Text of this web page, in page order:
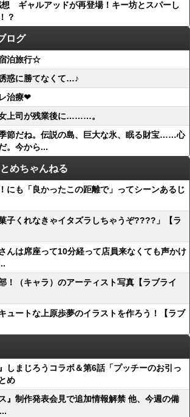
想 ギャルアッドが再登場！キー坊とスパーし
？
ログ
泊旅行☆
惑に勝てなくて…♪
治療❤
上司が残業後に………。
季節だね。伝説の島、巨大な氷、眠る財宝……心
。今から...
めちゃんねる
にも「良かったこの距離で」ってシーンあるじ
子くれなきゃイタズラしちゃうぞ????」【ラ
んは席座って10分経って店員来なくても声かけ
！（キャラ）のアーティスト写真【ラブライ
ュートな上原歩夢のイラストを作ろう！【ラブ
しまじろうコラボ＆第6話「プッチーのお引っ
め
』制作発表会見で追加情報解禁 他、今週の備